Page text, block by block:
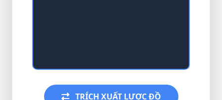
TRÍCH XUẤT LƯỢC ĐỒ